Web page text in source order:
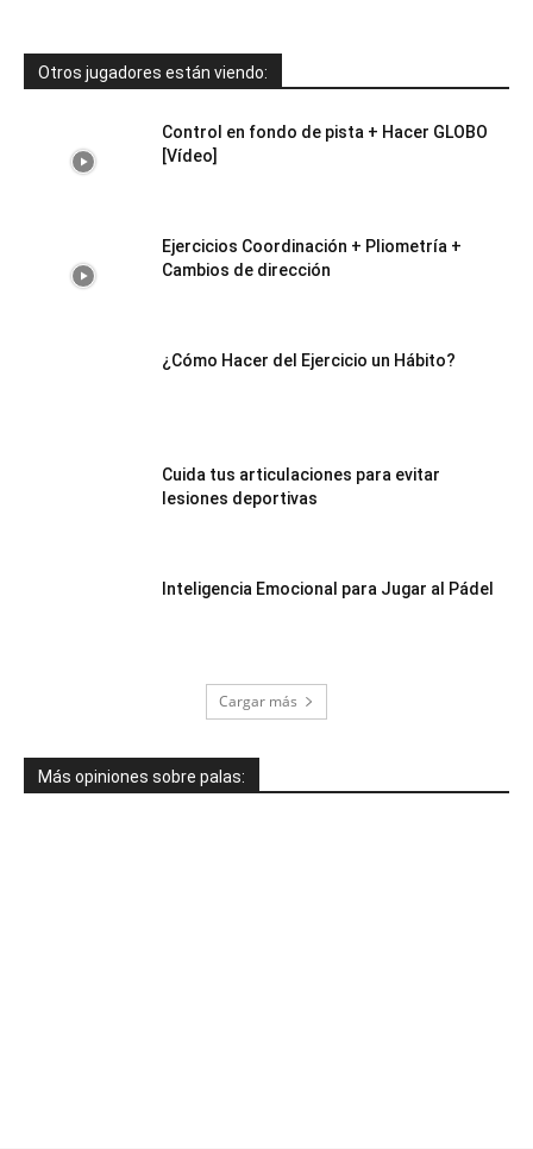
Otros jugadores están viendo:
Control en fondo de pista + Hacer GLOBO
[Vídeo]
Ejercicios Coordinación + Pliometría +
Cambios de dirección
¿Cómo Hacer del Ejercicio un Hábito?
Cuida tus articulaciones para evitar
lesiones deportivas
Inteligencia Emocional para Jugar al Pádel
Cargar más
Más opiniones sobre palas: